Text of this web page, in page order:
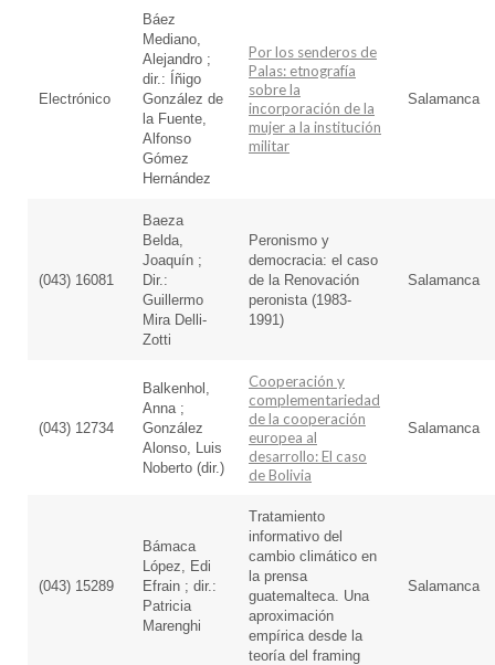
Electrónico
Báez
Mediano,
Alejandro ;
dir.: Íñigo
González de
la Fuente,
Alfonso
Gómez
Hernández
Por los senderos de
Palas: etnografía
sobre la
incorporación de la
mujer a la institución
militar
Salamanca
(043) 16081
Baeza
Belda,
Joaquín ;
Dir.:
Guillermo
Mira Delli-
Zotti
Peronismo y
democracia: el caso
de la Renovación
peronista (1983-
1991)
Salamanca
(043) 12734
Balkenhol,
Anna ;
González
Alonso, Luis
Noberto (dir.)
Cooperación y
complementariedad
de la cooperación
europea al
desarrollo: El caso
de Bolivia
Salamanca
(043) 15289
Bámaca
López, Edi
Efrain ; dir.:
Patricia
Marenghi
Tratamiento
informativo del
cambio climático en
la prensa
guatemalteca. Una
aproximación
empírica desde la
teoría del framing
Salamanca